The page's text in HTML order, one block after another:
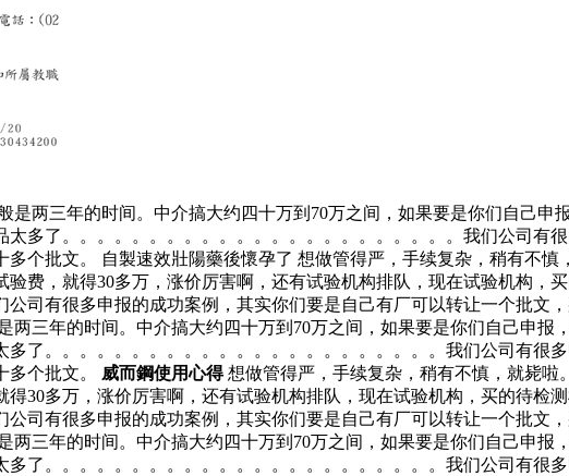
是两三年的时间。中介搞大约四十万到70万之间，如果要是你们自己申
多了。。。。。。。。。。。。。。。。。。。。。。。我们公司有
个批文。 自製速效壯陽藥後懷孕了 想做管得严，手续复杂，稍有不
费，就得30多万，涨价厉害啊，还有试验机构排队，现在试验机构，
司有很多申报的成功案例，其实你们要是自己有厂可以转让一个批文
三年的时间。中介搞大约四十万到70万之间，如果要是你们自己申报
了。。。。。。。。。。。。。。。。。。。。。。。我们公司有很
多个批文。 威而鋼使用心得想做管得严，手续复杂，稍有不慎，就毙啦
30多万，涨价厉害啊，还有试验机构排队，现在试验机构，买的待检
司有很多申报的成功案例，其实你们要是自己有厂可以转让一个批文
三年的时间。中介搞大约四十万到70万之间，如果要是你们自己申报
了。。。。。。。。。。。。。。。。。。。。。。。我们公司有很